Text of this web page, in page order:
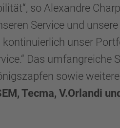
so Alexandre
Service und
unser
Das
sowie
Tecma, V.Orlandi